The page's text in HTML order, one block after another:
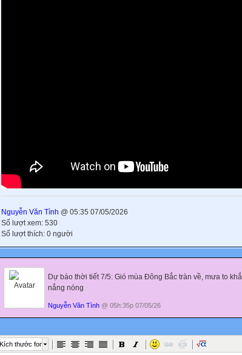
Nguyễn Văn Tình @ 05:35 07/05/2026
Số lượt xem: 530
Số lượt thích: 0 người
Dự báo thời tiết 7/5: Gió mùa Đông Bắc tràn về, mưa to
nắng nóng
Nguyễn Văn Tình @ 05h:35p 07/05/26
Kích thước font